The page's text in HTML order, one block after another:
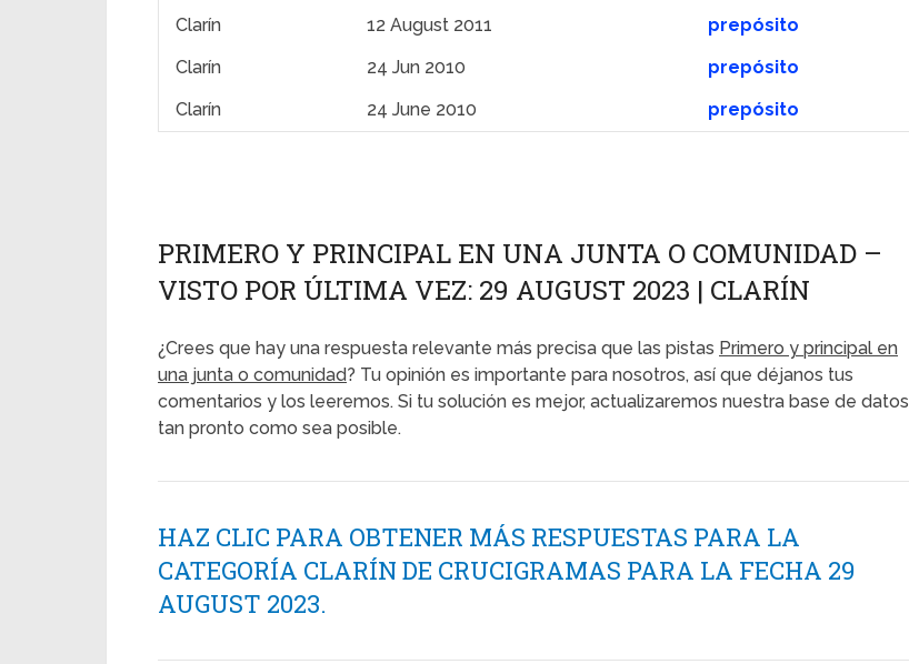
Clarín
12 August 2011
prepósito
Clarín
24 Jun 2010
prepósito
Clarín
24 June 2010 prepósito
PRIMERO Y PRINCIPAL EN UNA JUNTA O COMUNIDAD –
VISTO POR ÚLTIMA VEZ: 29 AUGUST 2023 | CLARÍN
¿Crees que hay una respuesta relevante más precisa que las pistas Primero y principal en
una junta o comunidad? Tu opinión es importante para nosotros, así que déjanos tus
comentarios y los leeremos. Si tu solución es mejor, actualizaremos nuestra base de datos
tan pronto como sea posible.
HAZ CLIC PARA OBTENER MÁS RESPUESTAS PARA LA
CATEGORÍA CLARÍN DE CRUCIGRAMAS PARA LA FECHA 29
AUGUST 2023.